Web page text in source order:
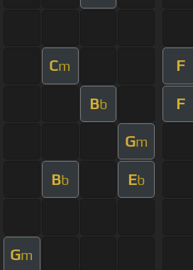
Cm F
Bb F
Gm
Bb Eb
Gm